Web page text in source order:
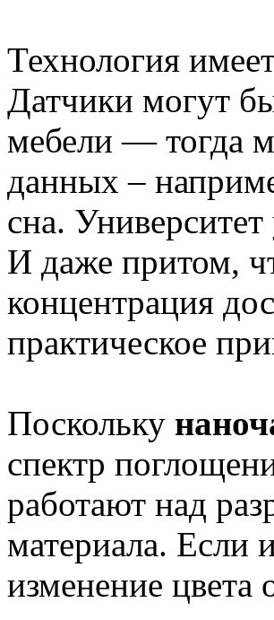
Технология
Датчики могут
мебели — тогда
данных –
сна.
И даже притом,
концентрация
практическое
Поскольку
спектр
работают над
материала. Если
изменение цвета